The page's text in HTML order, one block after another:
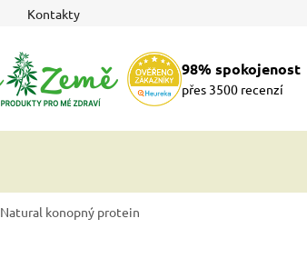
Kontakty
98% spokojenost
přes 3500 recenzí
Natural konopný protein